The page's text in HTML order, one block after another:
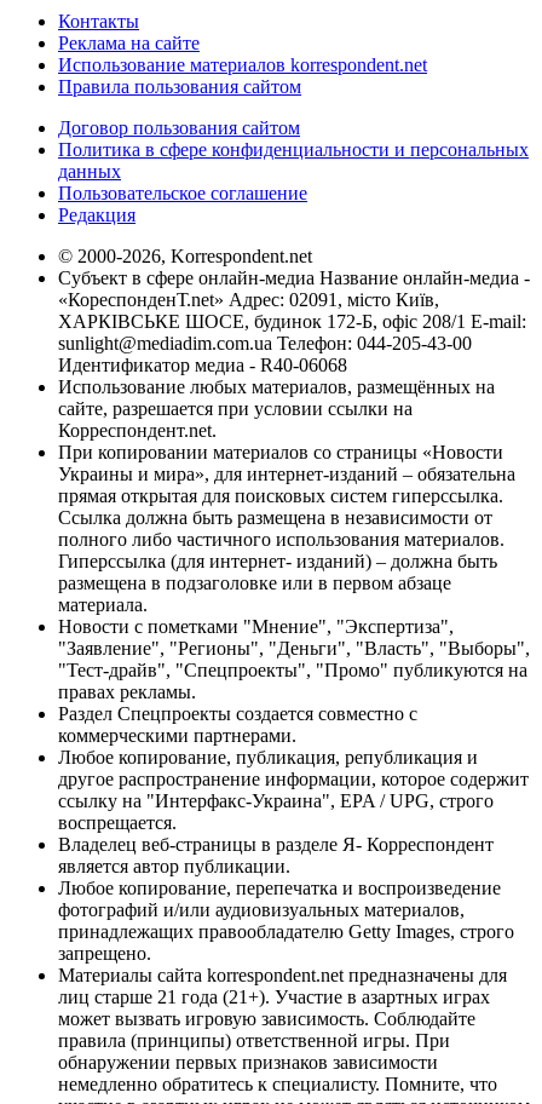
Контакты
Реклама на сайте
Использование материалов korrespondent.net
Правила пользования сайтом
Договор пользования сайтом
Политика в сфере конфиденциальности и персональных
данных
Пользовательское соглашение
Редакция
© 2000-2026, Korrespondent.net
Субъект в сфере онлайн-медиа Название онлайн-медиа -
«КореспонденТ.net» Адрес: 02091, місто Київ,
ХАРКІВСЬКЕ ШОСЕ, будинок 172-Б, офіс 208/1 E-mail:
sunlight@mediadim.com.ua Телефон: 044-205-43-00
Идентификатор медиа - R40-06068
Использование любых материалов, размещённых на
сайте, разрешается при условии ссылки на
Корреспондент.net.
При копировании материалов со страницы «Новости
Украины и мира», для интернет-изданий – обязательна
прямая открытая для поисковых систем гиперссылка.
Ссылка должна быть размещена в независимости от
полного либо частичного использования материалов.
Гиперссылка (для интернет- изданий) – должна быть
размещена в подзаголовке или в первом абзаце
материала.
Новости с пометками "Мнение", "Экспертиза",
"Заявление", "Регионы", "Деньги", "Власть", "Выборы",
"Тест-драйв", "Спецпроекты", "Промо" публикуются на
правах рекламы.
Раздел Спецпроекты создается совместно с
коммерческими партнерами.
Любое копирование, публикация, републикация и
другое распространение информации, которое содержит
ссылку на "Интерфакс-Украина", EPA / UPG, строго
воспрещается.
Владелец веб-страницы в разделе Я- Корреспондент
является автор публикации.
Любое копирование, перепечатка и воспроизведение
фотографий и/или аудиовизуальных материалов,
принадлежащих правообладателю Getty Images, строго
запрещено.
Материалы сайта korrespondent.net предназначены для
лиц старше 21 года (21+). Участие в азартных играх
может вызвать игровую зависимость. Соблюдайте
правила (принципы) ответственной игры. При
обнаружении первых признаков зависимости
немедленно обратитесь к специалисту. Помните, что